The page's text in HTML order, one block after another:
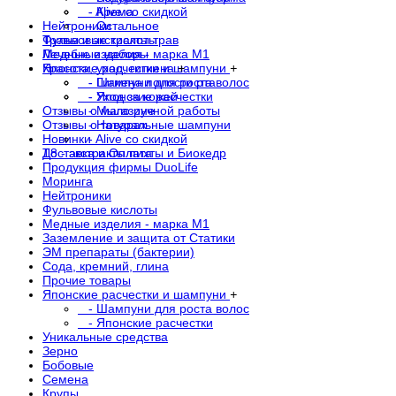
- Alive со скидкой
Нейтроники
Фульвовые кислоты
Медные изделия - марка М1
Японские расчестки и шампуни +
- Шампуни для роста волос
- Японские расчестки
Отзывы о магазине
Отзывы о товарах
Новинки
Доставка и Оплата
- Крема
- Остальное
Травы и экстракты трав
Лечебные наборы
Красота, уход, гигиена+
- Гигиена полости рта
- Уход за кожей
- Мыло ручной работы
- Натуральные шампуни
- Alive со скидкой
Т8 - экстракты пихты и Биокедр
Продукция фирмы DuoLife
Моринга
Нейтроники
Фульвовые кислоты
Медные изделия - марка М1
Заземление и защита от Статики
ЭМ препараты (бактерии)
Сода, кремний, глина
Прочие товары
Японские расчестки и шампуни +
- Шампуни для роста волос
- Японские расчестки
Уникальные средства
Зерно
Бобовые
Семена